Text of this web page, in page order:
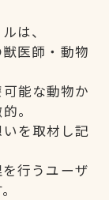
は、
医師・動物
能な動物か
。
を取材し記
行うユーザ